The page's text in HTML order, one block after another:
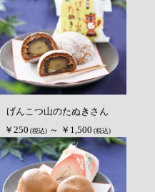
げんこつ山のたぬきさん
￥250 (税込)～ ￥1,500 (税込)